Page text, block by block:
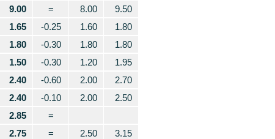
9.00 = 8.00
9.50
1.65 -0.25 1.60
1.80
1.80 -0.30 1.80
1.80
1.50 -0.30 1.20
1.95
2.40 -0.60 2.00
2.70
2.40 -0.10 2.00
2.50
2.85
=
2.75 = 2.50
3.15